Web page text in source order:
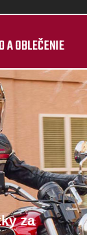
A OBLEČENIE
za